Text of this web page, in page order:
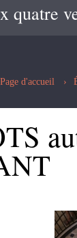
quatre
Page d'accueil